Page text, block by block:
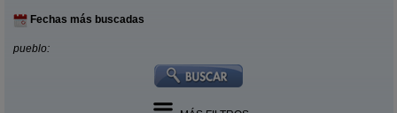
Fechas más buscadas
pueblo: